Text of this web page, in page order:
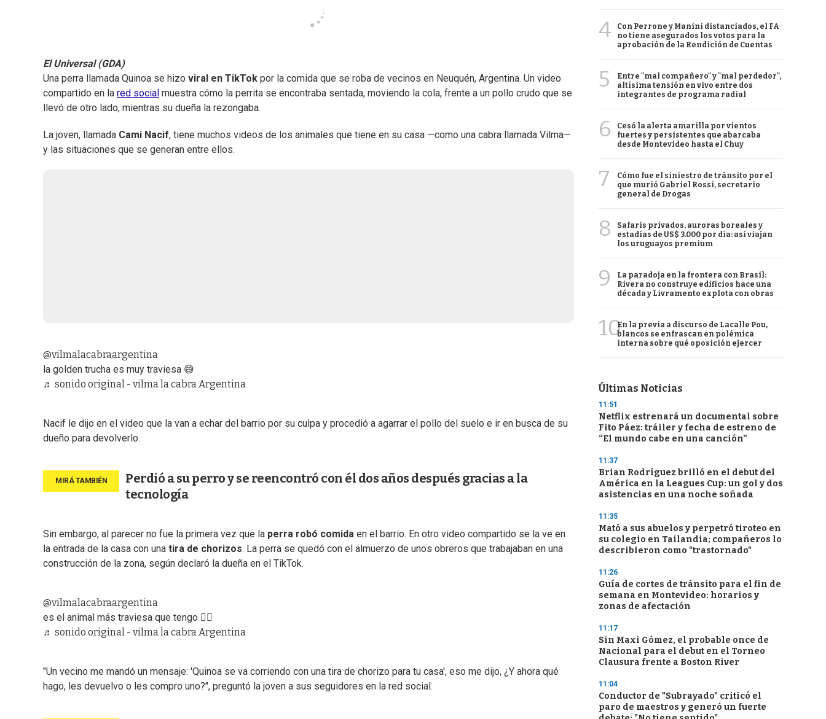
El Universal (GDA)
Una perra llamada Quinoa se hizo viral en TikTok por la comida que se roba de vecinos en Neuquén, Argentina. Un video
compartido en la red social muestra cómo la perrita se encontraba sentada, moviendo la cola, frente a un pollo crudo que se
llevó de otro lado, mientras su dueña la rezongaba.
La joven, llamada Cami Nacif, tiene muchos videos de los animales que tiene en su casa —como una cabra llamada Vilma—
y las situaciones que se generan entre ellos.
@vilmalacabraargentina
la golden trucha es muy traviesa 😅
♬ sonido original - vilma la cabra Argentina
Nacif le dijo en el video que la van a echar del barrio por su culpa y procedió a agarrar el pollo del suelo e ir en busca de su
dueño para devolverlo.
Perdió a su perro y se reencontró con él dos años después gracias a la
tecnología
Sin embargo, al parecer no fue la primera vez que la perra robó comida en el barrio. En otro video compartido se la ve en
la entrada de la casa con una tira de chorizos. La perra se quedó con el almuerzo de unos obreros que trabajaban en una
construcción de la zona, según declaró la dueña en el TikTok.
@vilmalacabraargentina
es el animal más traviesa que tengo 🤦‍♀️
♬ sonido original - vilma la cabra Argentina
"Un vecino me mandó un mensaje: 'Quinoa se va corriendo con una tira de chorizo para tu casa', eso me dijo, ¿Y ahora qué
hago, les devuelvo o les compro uno?", preguntó la joven a sus seguidores en la red social.
4
Con Perrone y Manini distanciados, el FA
no tiene asegurados los votos para la
aprobación de la Rendición de Cuentas
5
Entre "mal compañero" y "mal perdedor",
altísima tensión en vivo entre dos
integrantes de programa radial
6
Cesó la alerta amarilla por vientos
fuertes y persistentes que abarcaba
desde Montevideo hasta el Chuy
7
Cómo fue el siniestro de tránsito por el
que murió Gabriel Rossi, secretario
general de Drogas
8
Safaris privados, auroras boreales y
estadías de US$ 3.000 por día: así viajan
los uruguayos premium
9
La paradoja en la frontera con Brasil:
Rivera no construye edificios hace una
década y Livramento explota con obras
10En la previa a discurso de Lacalle Pou,
blancos se enfrascan en polémica
interna sobre qué oposición ejercer
Últimas Noticias
11:51
Netflix estrenará un documental sobre
Fito Páez: tráiler y fecha de estreno de
“El mundo cabe en una canción”
11:37
Brian Rodríguez brilló en el debut del
América en la Leagues Cup: un gol y dos
asistencias en una noche soñada
11:35
Mató a sus abuelos y perpetró tiroteo en
su colegio en Tailandia; compañeros lo
describieron como "trastornado"
11:26
Guía de cortes de tránsito para el fin de
semana en Montevideo: horarios y
zonas de afectación
11:17
Sin Maxi Gómez, el probable once de
Nacional para el debut en el Torneo
Clausura frente a Boston River
11:04
Conductor de "Subrayado" criticó el
paro de maestros y generó un fuerte